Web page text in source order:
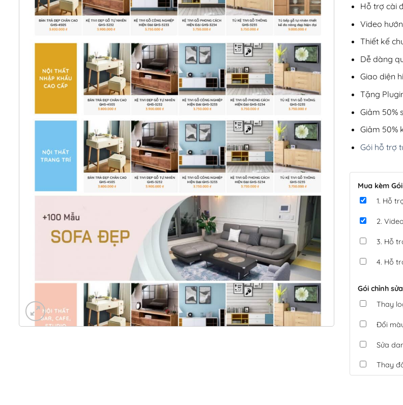
Hỗ trợ cài
Video
Thiết kế
Dễ dàng
Giao diện
Tặng
Giảm 50%
Giảm 50%
Gói hỗ trợ
Mua kèm
1. Hỗ
2.
3. Hỗ
4. Hỗ
Gói chỉnh
Thay
Đổi
Sửa
Thay
Tích